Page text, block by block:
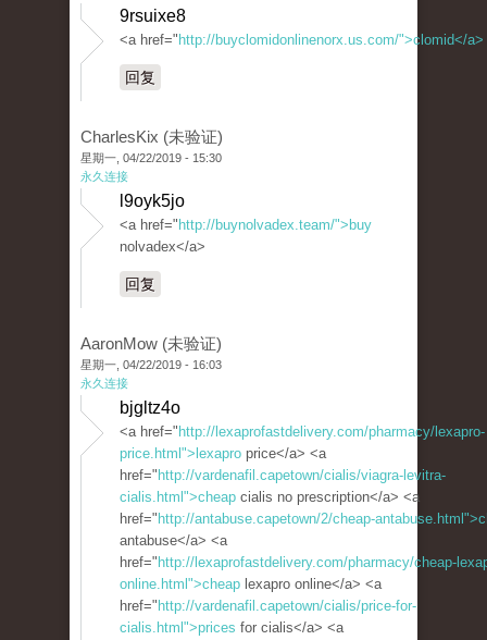
9rsuixe8
<a href=" http://buyclomidonlinenorx.us.com/">clomid</a>
回复
CharlesKix (未验证)
星期一, 04/22/2019 - 15:30
永久连接
l9oyk5jo
<a href=" http://buynolvadex.team/">buy
nolvadex</a>
回复
AaronMow (未验证)
星期一, 04/22/2019 - 16:03
永久连接
bjgltz4o
<a href=" http://lexaprofastdelivery.com/pharmacy/lexapro-
price.html">lexapro price</a> <a
href=" http://vardenafil.capetown/cialis/viagra-levitra-
cialis.html">cheap cialis no prescription</a> <a
href=" http://antabuse.capetown/2/cheap-
antabuse</a> <a
href=" http://lexaprofastdelivery.com/pharmacy/cheap-
online.html">cheap lexapro online</a> <a
href=" http://vardenafil.capetown/cialis/price-for-
cialis.html">prices for cialis</a> <a